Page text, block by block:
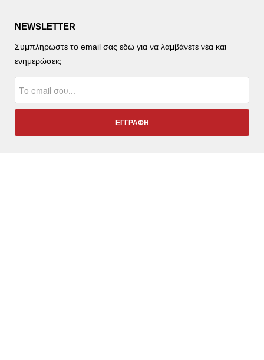
NEWSLETTER
Συμπληρώστε το email σας εδώ για να λαμβάνετε νέα και
ενημερώσεις